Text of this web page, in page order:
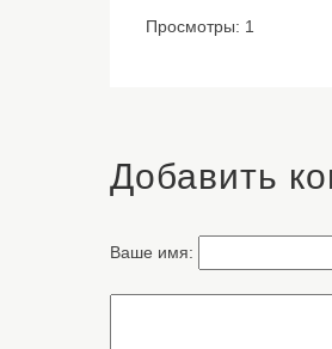
Просмотры: 1
Добавить
Ваше имя: